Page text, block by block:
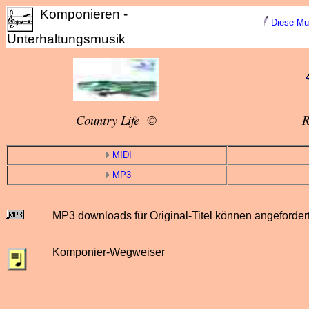
Komponieren -
Unterhaltungsmusik
Diese
Country Life ©
MIDI
MP3
MP3 downloads für Original-Titel können
Komponier-Wegweiser